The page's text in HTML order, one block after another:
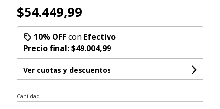
$54.449,99
10% OFFcon Efectivo
Precio final:$49.004,99
Ver cuotas y descuentos
Cantidad